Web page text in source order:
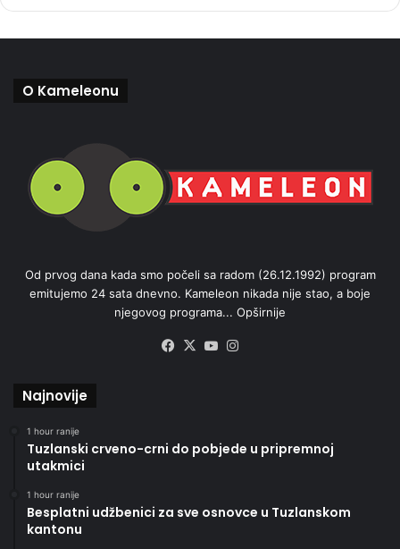
h
O Kameleonu
Od prvog dana kada smo počeli sa radom (26.12.1992) program
emitujemo 24 sata dnevno. Kameleon nikada nije stao, a boje
njegovog programa... Opširnije
Facebook
X YouTube
Najnovije
1 hour ranije
Tuzlanski crveno-crni do pobjede u pripremnoj
utakmici
1 hour ranije
Besplatni udžbenici za sve osnovce u Tuzlanskom
kantonu